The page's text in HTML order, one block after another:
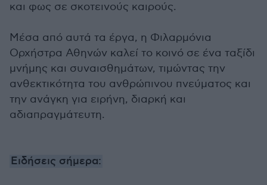
και φως σε σκοτεινούς καιρούς.
Μέσα από αυτά τα έργα, η Φιλαρμόνια
Ορχήστρα Αθηνών καλεί το κοινό σε ένα ταξίδι
μνήμης και συναισθημάτων, τιμώντας την
ανθεκτικότητα του ανθρώπινου πνεύματος και
την ανάγκη για ειρήνη, διαρκή και
αδιαπραγμάτευτη.
Ειδήσεις σήμερα: